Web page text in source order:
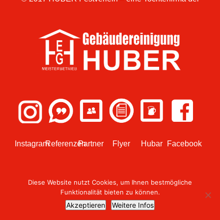
InstagramReferenzenPartner Flyer Hubar Facebook
© 2018 Design umgesetzt vonWEBish GmbH
Diese Website nutzt Cookies, um Ihnen bestmögliche
Funktionalität bieten zu können.
Akzeptieren Weitere Infos